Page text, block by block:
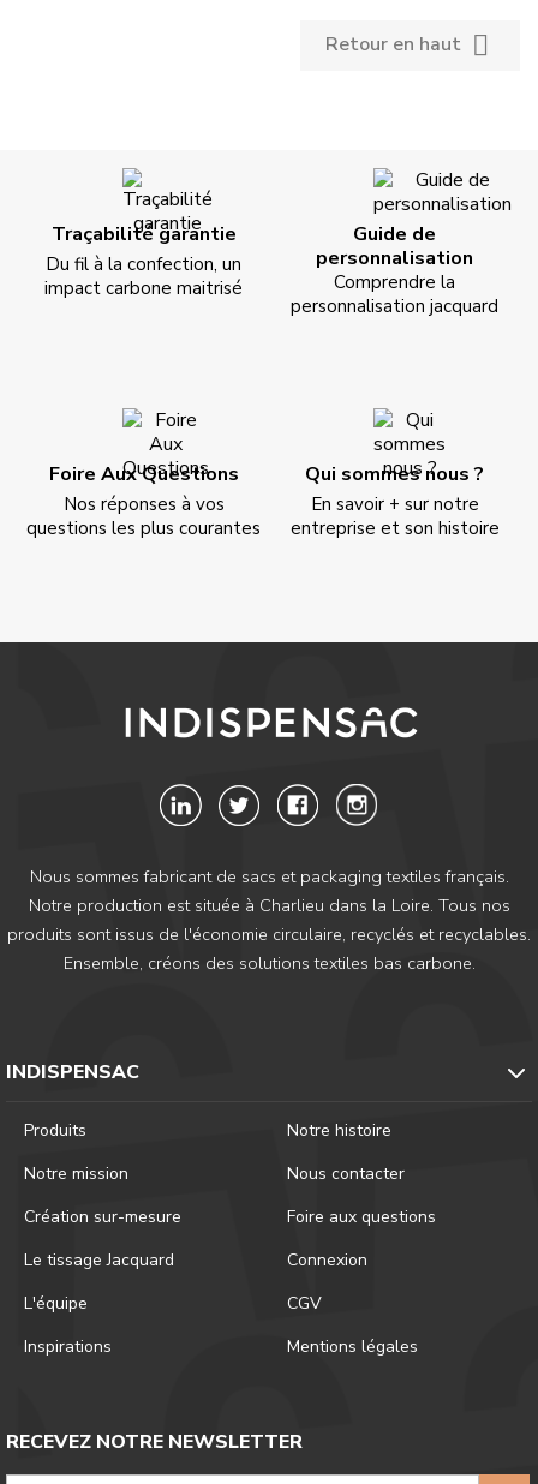
Retour en haut 
Traçabilité garantie
Du fil à la confection, un
impact carbone maitrisé
Guide de
personnalisation
Comprendre la
personnalisation jacquard
Foire Aux Questions
Nos réponses à vos
questions les plus courantes
Qui sommes nous ?
En savoir + sur notre
entreprise et son histoire
Nous sommes fabricant de sacs et packaging textiles français.
Notre production est située à Charlieu dans la Loire. Tous nos
produits sont issus de l'économie circulaire, recyclés et recyclables.
Ensemble, créons des solutions textiles bas carbone.
INDISPENSAC
Produits
Notre mission
Création sur-mesure
Le tissage Jacquard
L'équipe
Inspirations
Notre histoire
Nous contacter
Foire aux questions
Connexion
CGV
Mentions légales
RECEVEZ NOTRE NEWSLETTER